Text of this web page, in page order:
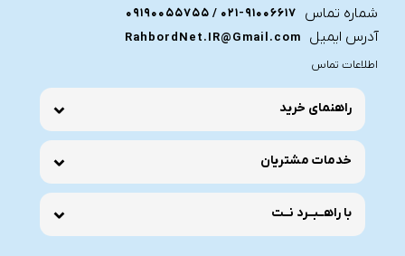
شماره تماس
021-91006617 / 09190055755
آدرس ایمیل
RahbordNet.IR@Gmail.com
اطلاعات تماس
راهنمای خرید
خدمات مشتریان
با راهــبــرد نــت